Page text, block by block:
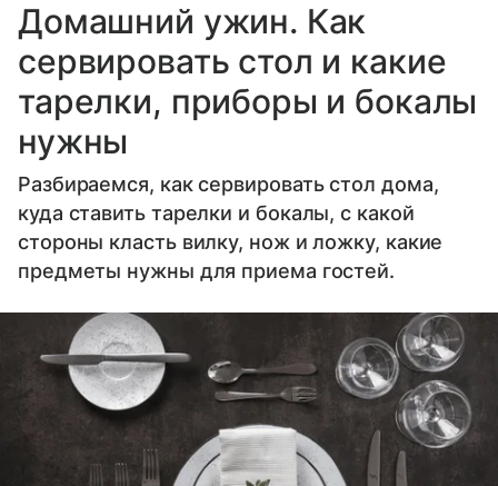
Домашний ужин. Как
сервировать стол и какие
тарелки, приборы и бокалы
нужны
Разбираемся, как сервировать стол дома,
куда ставить тарелки и бокалы, с какой
стороны класть вилку, нож и ложку, какие
предметы нужны для приема гостей.